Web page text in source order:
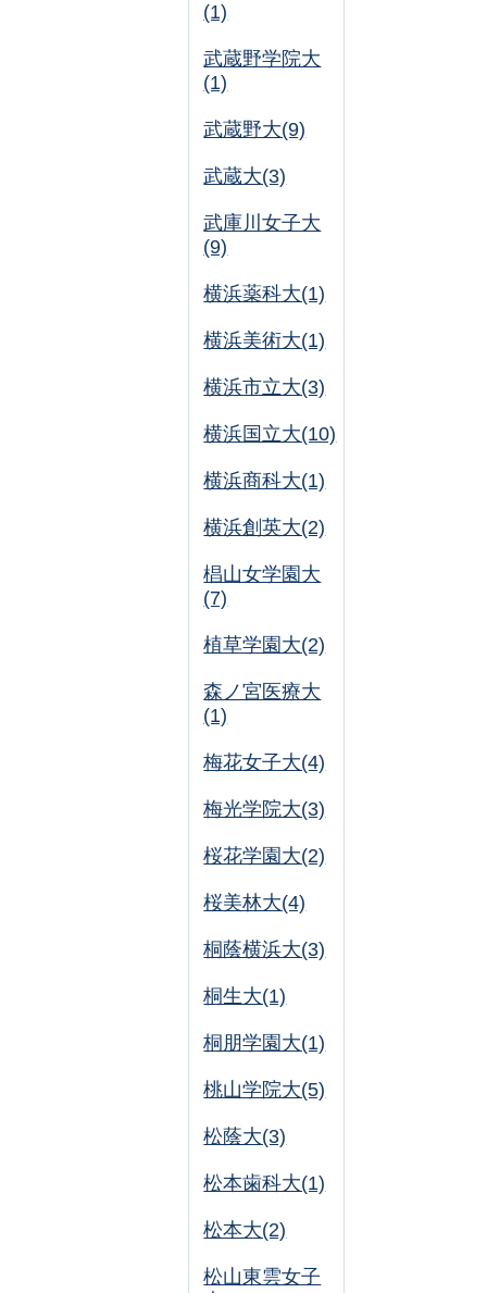
(1)
武蔵野学院大
(1)
武蔵野大(9)
武蔵大(3)
武庫川女子大
(9)
横浜薬科大(1)
横浜美術大(1)
横浜市立大(3)
横浜国立大(10)
横浜商科大(1)
横浜創英大(2)
椙山女学園大
(7)
植草学園大(2)
森ノ宮医療大
(1)
梅花女子大(4)
梅光学院大(3)
桜花学園大(2)
桜美林大(4)
桐蔭横浜大(3)
桐生大(1)
桐朋学園大(1)
桃山学院大(5)
松蔭大(3)
松本歯科大(1)
松本大(2)
松山東雲女子